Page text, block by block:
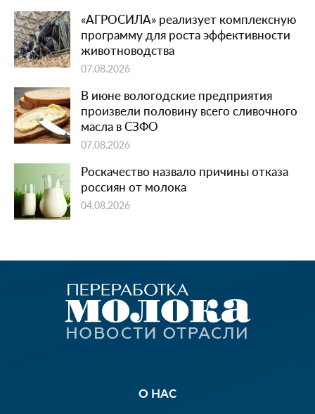
«АГРОСИЛА» реализует комплексную
программу для роста эффективности
животноводства
07.08.2026
В июне вологодские предприятия
произвели половину всего сливочного
масла в СЗФО
07.08.2026
Роскачество назвало причины отказа
россиян от молока
04.08.2026
О НАС